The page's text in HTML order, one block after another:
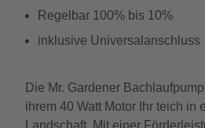
Regelbar 100% bis 10%
inklusive Universalanschluss
Die Mr. Gardener
ihrem 40 Watt Motor Ihr teich in
Landschaft. Mit einer